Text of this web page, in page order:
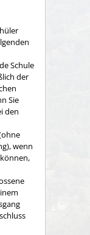
Schule
der
Sie
den
wenn